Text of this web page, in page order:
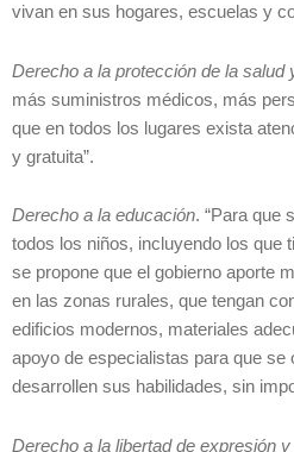
vivan en sus hogares, escuelas y
Derecho a la protección de la salud
más suministros médicos, más
que en todos los lugares exista
y gratuita”.
Derecho a la educación. “Para que
todos los niños, incluyendo los que
se propone que el gobierno aporte
en las zonas rurales, que tengan
edificios modernos, materiales
apoyo de especialistas para que se
desarrollen sus habilidades, sin
Derecho a la libertad de expresión